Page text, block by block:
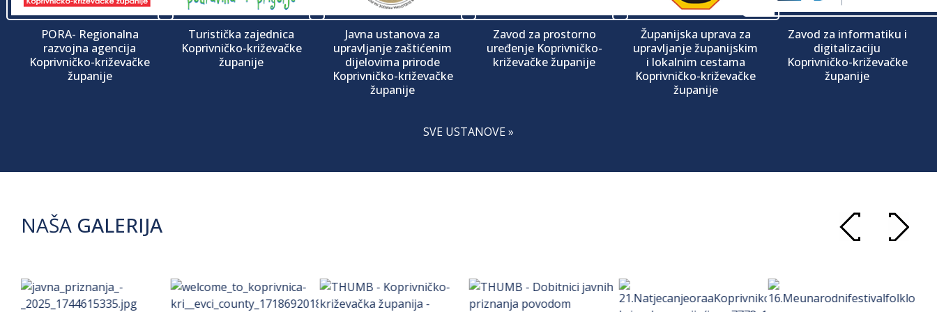
PORA- Regionalna
razvojna agencija
Koprivničko-križevačke
županije
Turistička zajednica
Koprivničko-križevačke
županije
Javna ustanova za
upravljanje zaštićenim
dijelovima prirode
Koprivničko-križevačke
županije
Zavod za prostorno
uređenje Koprivničko-
križevačke županije
Županijska uprava za
upravljanje županijskim
i lokalnim cestama
Koprivničko-križevačke
županije
Zavod za informatiku i
digitalizaciju
Koprivničko-križevačke
županije
SVE USTANOVE »
NAŠA GALERIJA